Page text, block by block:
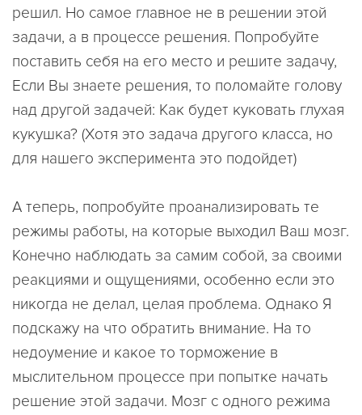
решил. Но самое главное не в решении этой
задачи, а в процессе решения. Попробуйте
поставить себя на его место и решите задачу,
Если Вы знаете решения, то поломайте голову
над другой задачей: Как будет куковать глухая
кукушка? (Хотя это задача другого класса, но
для нашего эксперимента это подойдет)
А теперь, попробуйте проанализировать те
режимы работы, на которые выходил Ваш мозг.
Конечно наблюдать за самим собой, за своими
реакциями и ощущениями, особенно если это
никогда не делал, целая проблема. Однако Я
подскажу на что обратить внимание. На то
недоумение и какое то торможение в
мыслительном процессе при попытке начать
решение этой задачи. Мозг с одного режима